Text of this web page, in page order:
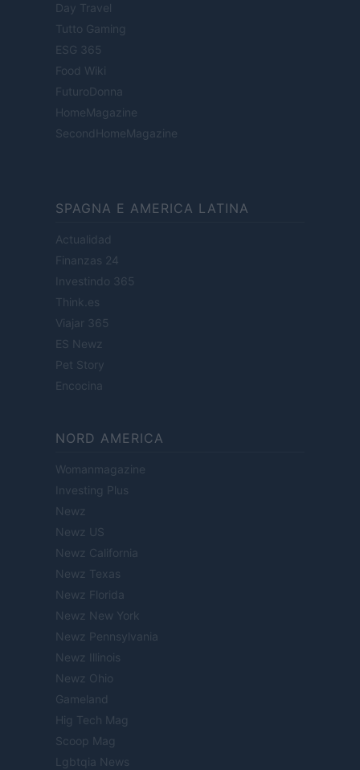
Day Travel
Tutto Gaming
ESG 365
Food Wiki
FuturoDonna
HomeMagazine
SecondHomeMagazine
SPAGNA E AMERICA LATINA
Actualidad
Finanzas 24
Investindo 365
Think.es
Viajar 365
ES Newz
Pet Story
Encocina
NORD AMERICA
Womanmagazine
Investing Plus
Newz
Newz US
Newz California
Newz Texas
Newz Florida
Newz New York
Newz Pennsylvania
Newz Illinois
Newz Ohio
Gameland
Hig Tech Mag
Scoop Mag
Lgbtqia News